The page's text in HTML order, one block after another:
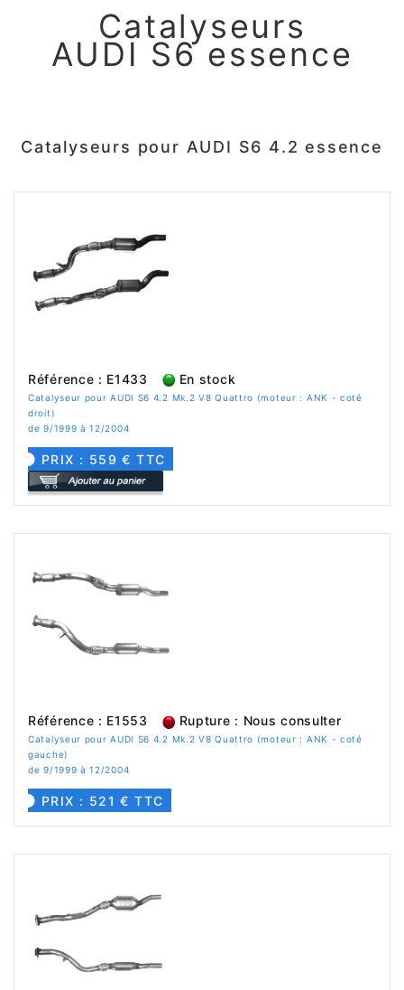
Catalyseurs
AUDI S6 essence
Catalyseurs pour AUDI S6 4.2 essence
Référence : E1433 En stock
Catalyseur pour AUDI S6 4.2 Mk.2 V8 Quattro (moteur : ANK - coté
droit)
de 9/1999 à 12/2004
PRIX : 559 € TTC
Référence : E1553 Rupture : Nous consulter
Catalyseur pour AUDI S6 4.2 Mk.2 V8 Quattro (moteur : ANK - coté
gauche)
de 9/1999 à 12/2004
PRIX : 521 € TTC